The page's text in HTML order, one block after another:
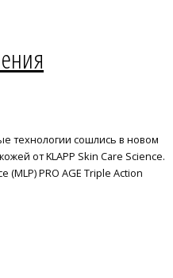
технологии сошлись в новом
от KLAPP Skin Care Science.
PRO AGE Triple Action